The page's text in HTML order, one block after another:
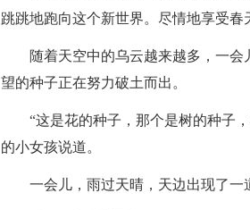
跳跳地跑向这个新世界。尽情地享受春
随着天空中的乌云越来越多，一
望的种子正在努力破土而出。
“这是花的种子，那个是树的种子
的小女孩说道。
一会儿，雨过天晴，天边出现了一